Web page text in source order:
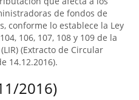
de fondos de
conforme lo establece la Ley
106, 107, 108 y 109 de la
(Extracto de Circular
14.12.2016).
2016)